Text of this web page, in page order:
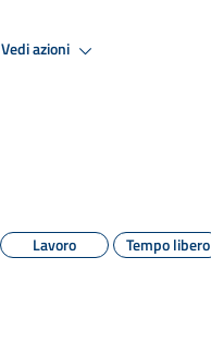
Vedi azioni
Lavoro Tempo libero